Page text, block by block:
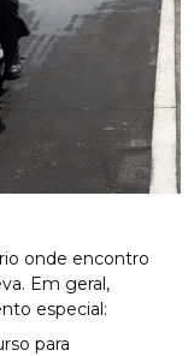
onde encontro
Em geral,
especial:
para